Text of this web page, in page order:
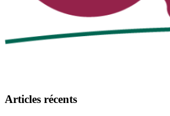
Articles récents